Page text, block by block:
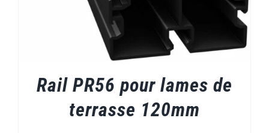
Rail PR56 pour lames de
terrasse 120mm